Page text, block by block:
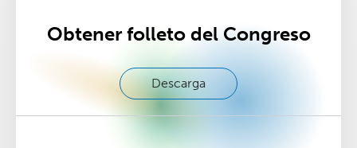
Obtener folleto del Congreso
Descarga